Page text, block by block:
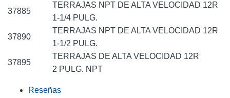
37885
TERRAJAS NPT DE ALTA VELOCIDAD 12R
1-1/4 PULG.
37890
TERRAJAS NPT DE ALTA VELOCIDAD 12R
1-1/2 PULG.
37895
TERRAJAS DE ALTA VELOCIDAD 12R
2 PULG. NPT
Reseñas